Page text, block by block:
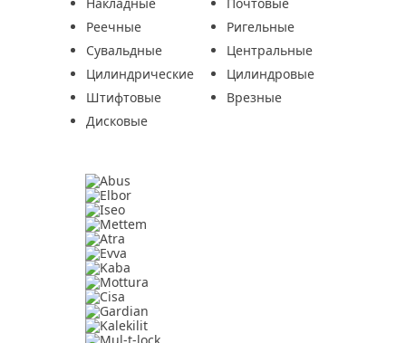
Реечные
Ригельные
Сувальдные
Центральные
Цилиндрические
Цилиндровые
Штифтовые
Врезные
Дисковые